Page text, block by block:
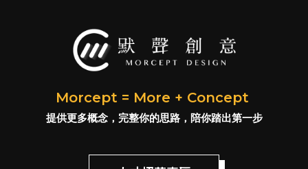
Morcept = More + Concept
提供更多概念，完整你的思路，陪你踏出第一步